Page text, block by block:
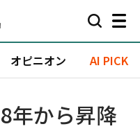
オピニオン AI PICK
年から昇降